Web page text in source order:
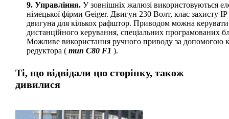
9. Управління. У зовнішніх жалюзі використовуються
німецької фірми Geiger. Двигун 230 Волт, клас захисту
двигуна для кількох рафштор. Приводом можна
дистанційного керування, спеціальних програмованих
Можливе використання ручного приводу за допомогою
редуктора (тип C80 F1 ).
Ті, що відвідали цю сторінку, також
дивилися